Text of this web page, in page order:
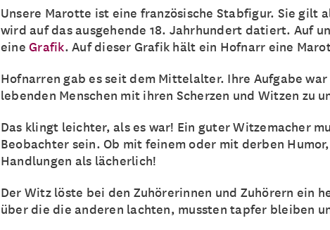
Unsere Marotte ist eine französische Stabfigur. Sie gilt
wird auf das ausgehende 18. Jahrhundert datiert. Auf
eineGrafik. Auf dieser Grafik hält ein Hofnarr eine
Hofnarren gab es seit dem Mittelalter. Ihre Aufgabe
lebenden Menschen mit ihren Scherzen und Witzen zu
Das klingt leichter, als es war! Ein guter Witzemacher
Beobachter sein. Ob mit feinem oder mit derben
Handlungen als lächerlich!
Der Witz löste bei den Zuhörerinnen und Zuhörern ein
über die die anderen lachten, mussten tapfer bleiben